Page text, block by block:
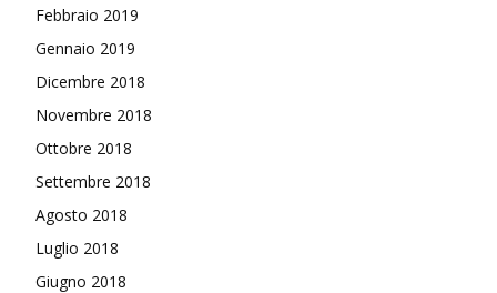
Febbraio 2019
Gennaio 2019
Dicembre 2018
Novembre 2018
Ottobre 2018
Settembre 2018
Agosto 2018
Luglio 2018
Giugno 2018